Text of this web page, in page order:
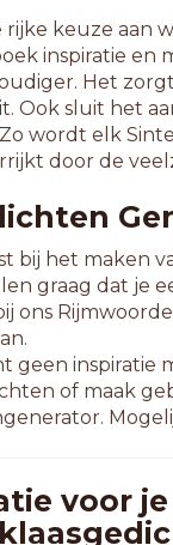
rijke keuze aan
inspiratie en
Het
Ook sluit het
wordt elk
door de
bij het maken
graag dat je
ons
geen inspiratie
of maak
voor je